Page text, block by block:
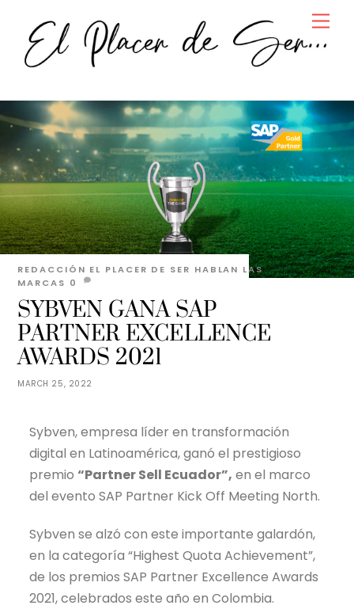
content
MARCH 25, 2022
SYBVEN GANA SAP
PARTNER EXCELLENCE
AWARDS 2021
REDACCIÓN EL PLACER DE SER HABLAN LAS
MARCAS 0
Sybven, empresa líder en transformación
digital en Latinoamérica, ganó el prestigioso
premio “Partner Sell Ecuador”, en el marco
del evento SAP Partner Kick Off Meeting North.
Sybven se alzó con este importante galardón,
en la categoría “Highest Quota Achievement”,
de los premios SAP Partner Excellence Awards
2021, celebrados este año en Colombia.